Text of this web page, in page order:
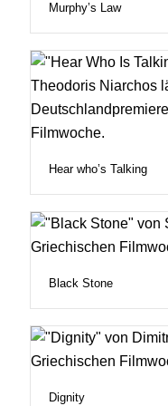
Murphy’s Law
Hear who’s Talking
Black Stone
Dignity